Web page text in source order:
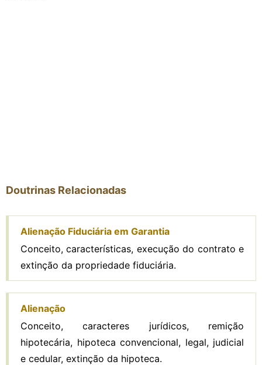
Doutrinas Relacionadas
Alienação Fiduciária em Garantia
Conceito, características, execução do contrato e
extinção da propriedade fiduciária.
Alienação
Conceito, caracteres jurídicos, remição
hipotecária, hipoteca convencional, legal, judicial
e cedular, extinção da hipoteca.